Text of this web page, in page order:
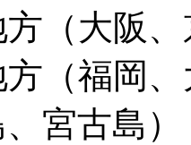
方（大阪
方（福岡
宮古島）